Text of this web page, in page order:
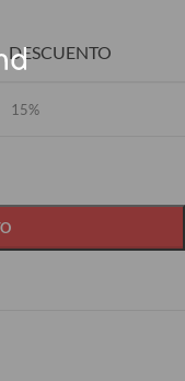
DESCUENTO
15%